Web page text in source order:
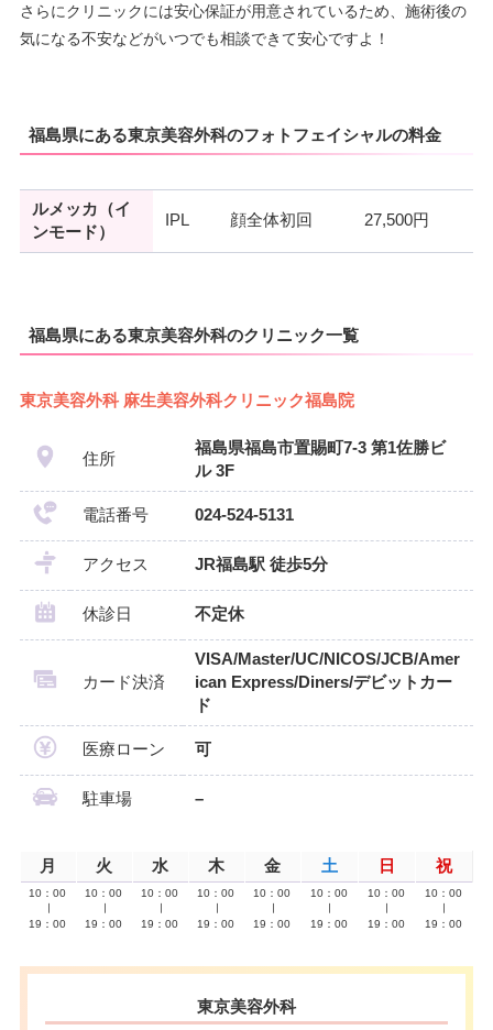
さらにクリニックには安心保証が用意されているため、施術後の
気になる不安などがいつでも相談できて安心ですよ！
福島県にある東京美容外科のフォトフェイシャルの料金
ルメッカ（イ
ンモード）
IPL 顔全体初回 27,500円
福島県にある東京美容外科のクリニック一覧
東京美容外科 麻生美容外科クリニック福島院
住所
福島県福島市置賜町7-3 第1佐勝ビ
ル 3F
電話番号 024-524-5131
アクセス JR福島駅 徒歩5分
休診日 不定休
カード決済
VISA/Master/UC/NICOS/JCB/Amer
ican Express/Diners/デビットカー
ド
医療ローン 可
駐車場 –
月 火 水 木 金 土 日 祝
10：00
19：00
10：00
19：00
10：00
19：00
10：00
19：00
10：00
19：00
10：00
19：00
10：00
19：00
10：00
19：00
東京美容外科